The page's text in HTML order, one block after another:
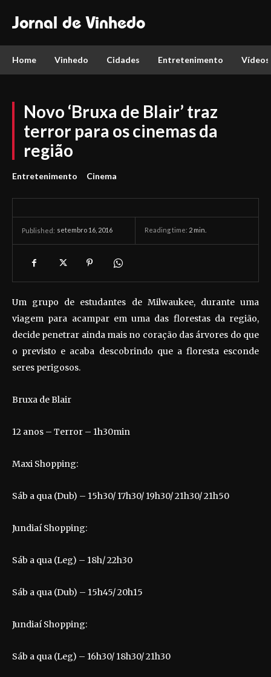
Jornal de Vinhedo
Home Vinhedo Cidades Entretenimento Vídeos
Novo ‘Bruxa de Blair’ traz
terror para os cinemas da
região
Entretenimento Cinema
Published: setembro 16, 2016 Reading time: 2 min.
Um grupo de estudantes de Milwaukee, durante uma
viagem para acampar em uma das florestas da região,
decide penetrar ainda mais no coração das árvores do que
o previsto e acaba descobrindo que a floresta esconde
seres perigosos.
Bruxa de Blair
12 anos – Terror – 1h30min
Maxi Shopping:
Sáb a qua (Dub) – 15h30/ 17h30/ 19h30/ 21h30/ 21h50
Jundiaí Shopping:
Sáb a qua (Leg) – 18h/ 22h30
Sáb a qua (Dub) – 15h45/ 20h15
Jundiaí Shopping:
Sáb a qua (Leg) – 16h30/ 18h30/ 21h30